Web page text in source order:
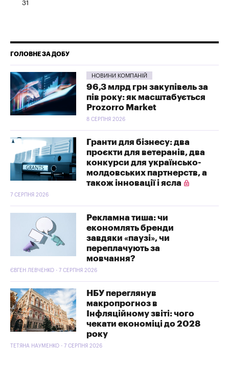
31
ГОЛОВНЕ ЗА ДОБУ
НОВИНИ КОМПАНІЙ
96,3 млрд грн закупівель за
пів року: як масштабується
Prozorro Market
8 СЕРПНЯ 2026
Гранти для бізнесу: два
проєкти для ветеранів, два
конкурси для українсько-
молдовських партнерств, а
також інновації і ясла
7 СЕРПНЯ 2026
Рекламна тиша: чи
економлять бренди
завдяки «паузі», чи
переплачують за
мовчання?
ЄВГЕН ЛЕВЧЕНКО - 7 СЕРПНЯ 2026
НБУ переглянув
макропрогноз в
Інфляційному звіті: чого
чекати економіці до 2028
року
ТЕТЯНА НАУМЕНКО - 7 СЕРПНЯ 2026